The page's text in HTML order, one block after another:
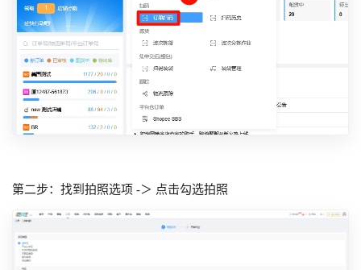
第二步：找到拍照选项 -＞ 点击勾选拍照